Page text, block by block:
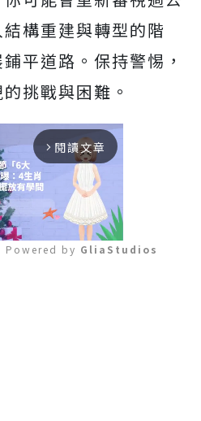
構重建與轉型的階
平道路。保持警惕，
挑戰與困難。
arrow_forward_ios 閱讀文章
Powered by GliaStudios